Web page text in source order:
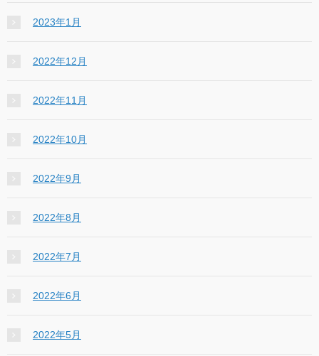
2023年1月
2022年12月
2022年11月
2022年10月
2022年9月
2022年8月
2022年7月
2022年6月
2022年5月